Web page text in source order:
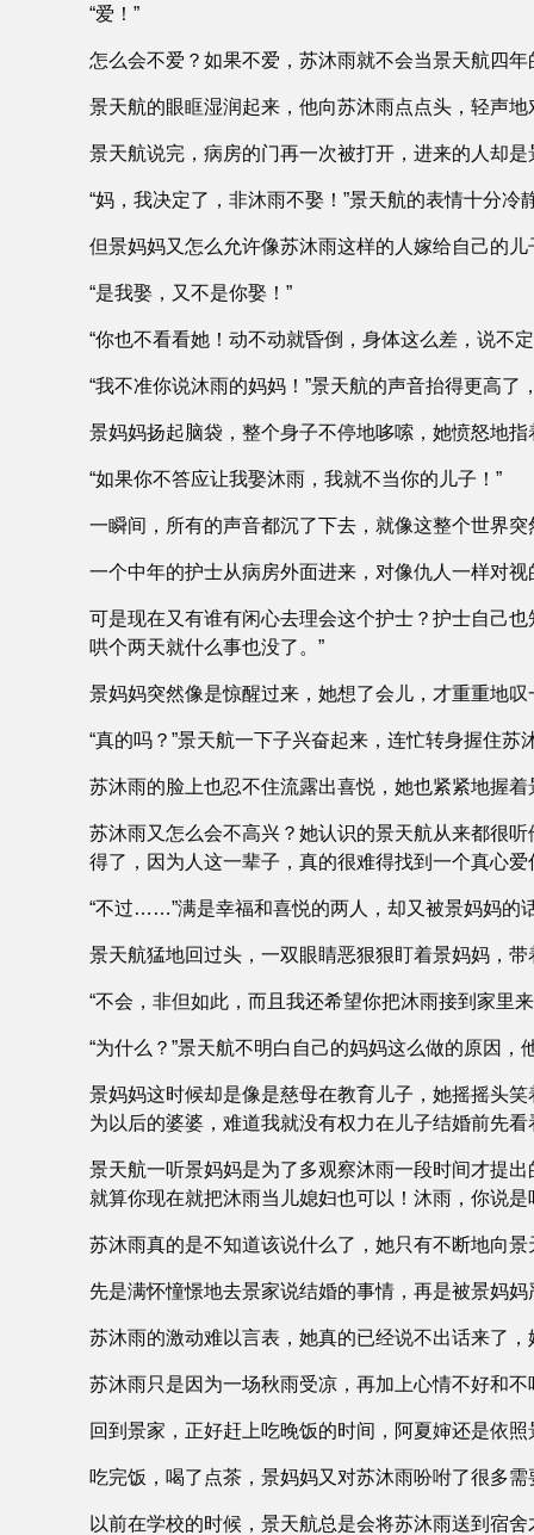
“爱！”
怎么会不爱？如果不爱，苏沐雨就不会当景天航四
景天航的眼眶湿润起来，他向苏沐雨点点头，轻声
景天航说完，病房的门再一次被打开，进来的人却是
“妈，我决定了，非沐雨不娶！”景天航的表情十分
但景妈妈又怎么允许像苏沐雨这样的人嫁给自己的儿
“是我娶，又不是你娶！”
“你也不看看她！动不动就昏倒，身体这么差，说不
“我不准你说沐雨的妈妈！”景天航的声音抬得更高了
景妈妈扬起脑袋，整个身子不停地哆嗦，她愤怒地
“如果你不答应让我娶沐雨，我就不当你的儿子！”
一瞬间，所有的声音都沉了下去，就像这整个世界
一个中年的护士从病房外面进来，对像仇人一样对
可是现在又有谁有闲心去理会这个护士？护士自己
哄个两天就什么事也没了。”
景妈妈突然像是惊醒过来，她想了会儿，才重重地
“真的吗？”景天航一下子兴奋起来，连忙转身握住
苏沐雨的脸上也忍不住流露出喜悦，她也紧紧地握
苏沐雨又怎么会不高兴？她认识的景天航从来都很
得了，因为人这一辈子，真的很难得找到一个真心爱
“不过……”满是幸福和喜悦的两人，却又被景妈妈的
景天航猛地回过头，一双眼睛恶狠狠盯着景妈妈，
“不会，非但如此，而且我还希望你把沐雨接到家里
“为什么？”景天航不明白自己的妈妈这么做的原因
景妈妈这时候却是像是慈母在教育儿子，她摇摇头
为以后的婆婆，难道我就没有权力在儿子结婚前先看
景天航一听景妈妈是为了多观察沐雨一段时间才提
就算你现在就把沐雨当儿媳妇也可以！沐雨，你说是
苏沐雨真的是不知道该说什么了，她只有不断地向景
先是满怀憧憬地去景家说结婚的事情，再是被景妈
苏沐雨的激动难以言表，她真的已经说不出话来了
苏沐雨只是因为一场秋雨受凉，再加上心情不好和
回到景家，正好赶上吃晚饭的时间，阿夏婶还是依
吃完饭，喝了点茶，景妈妈又对苏沐雨吩咐了很多
以前在学校的时候，景天航总是会将苏沐雨送到宿